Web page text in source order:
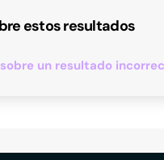
estos resultados
un resultado